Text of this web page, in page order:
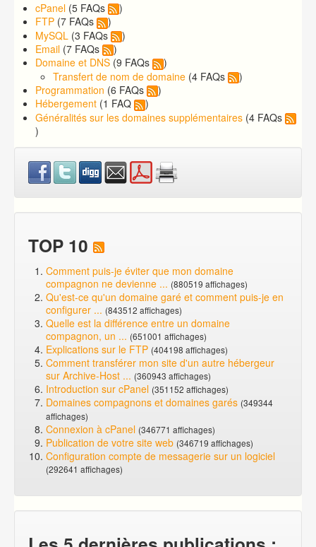
cPanel (5 FAQs
)
FTP (7 FAQs
)
MySQL (3 FAQs
)
Email (7 FAQs
)
Domaine et DNS (9 FAQs
)
Transfert de nom de domaine (4 FAQs
)
Programmation (6 FAQs
)
Hébergement (1 FAQ
)
Généralités sur les domaines supplémentaires (4 FAQs
)
TOP 10
Comment puis-je éviter que mon domaine
compagnon ne devienne ... (880519 affichages)
Qu'est-ce qu'un domaine garé et comment puis-je en
configurer ... (843512 affichages)
Quelle est la différence entre un domaine
compagnon, un ... (651001 affichages)
Explications sur le FTP (404198 affichages)
Comment transférer mon site d'un autre hébergeur
sur Archive-Host ... (360943 affichages)
Introduction sur cPanel (351152 affichages)
Domaines compagnons et domaines garés (349344
affichages)
Connexion à cPanel (346771 affichages)
Publication de votre site web (346719 affichages)
Configuration compte de messagerie sur un logiciel
(292641 affichages)